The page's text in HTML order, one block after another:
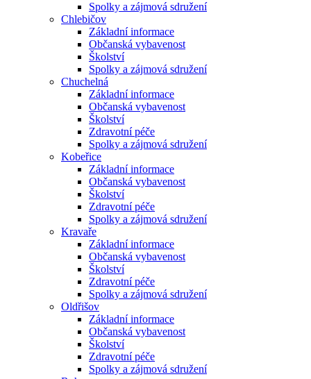
Spolky a zájmová sdružení
Chlebičov
Základní informace
Občanská vybavenost
Školství
Spolky a zájmová sdružení
Chuchelná
Základní informace
Občanská vybavenost
Školství
Zdravotní péče
Spolky a zájmová sdružení
Kobeřice
Základní informace
Občanská vybavenost
Školství
Zdravotní péče
Spolky a zájmová sdružení
Kravaře
Základní informace
Občanská vybavenost
Školství
Zdravotní péče
Spolky a zájmová sdružení
Oldřišov
Základní informace
Občanská vybavenost
Školství
Zdravotní péče
Spolky a zájmová sdružení